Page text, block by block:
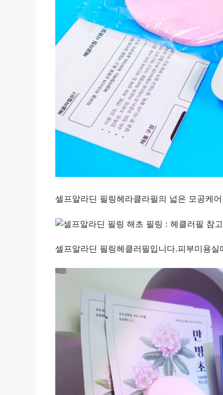
셀프알라딘 필링헤라클라필의 넓은 모공케어
셀프알라딘 필링헤클러필입니다.피부미용